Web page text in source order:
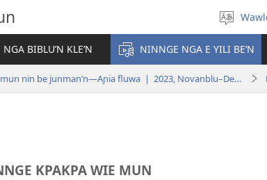
Kle
NGA BIBLU’N KLE’N NINNGE NGA E YILI BE’N
Klisifuɛ mun nin be junman’n—Aɲia fluwa | 2023, Novanblu–Desanblu
KPAKPA WIE MUN